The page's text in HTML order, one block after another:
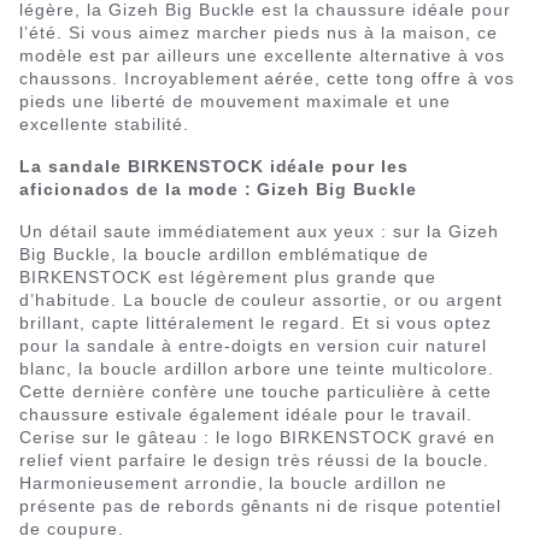
légère, la Gizeh Big Buckle est la chaussure idéale pour
l’été. Si vous aimez marcher pieds nus à la maison, ce
modèle est par ailleurs une excellente alternative à vos
chaussons. Incroyablement aérée, cette tong offre à vos
pieds une liberté de mouvement maximale et une
excellente stabilité.
La sandale BIRKENSTOCK idéale pour les
aficionados de la mode : Gizeh Big Buckle
Un détail saute immédiatement aux yeux : sur la Gizeh
Big Buckle, la boucle ardillon emblématique de
BIRKENSTOCK est légèrement plus grande que
d’habitude. La boucle de couleur assortie, or ou argent
brillant, capte littéralement le regard. Et si vous optez
pour la sandale à entre-doigts en version cuir naturel
blanc, la boucle ardillon arbore une teinte multicolore.
Cette dernière confère une touche particulière à cette
chaussure estivale également idéale pour le travail.
Cerise sur le gâteau : le logo BIRKENSTOCK gravé en
relief vient parfaire le design très réussi de la boucle.
Harmonieusement arrondie, la boucle ardillon ne
présente pas de rebords gênants ni de risque potentiel
de coupure.